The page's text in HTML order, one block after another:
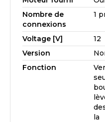
Nombre de
connexions
1
Voltage [V]
12
Version
Fonction
la